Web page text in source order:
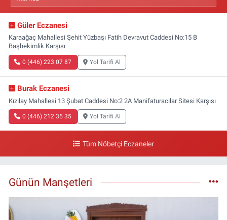
Güler Eczanesi
Karaağaç Mahallesi Şehit Yüzbaşı Fatih Devravut Caddesi No:15 B
Başhekimlik Karşısı
0 (446) 223 07 87 Yol Tarifi Al
Burak Eczanesi
Kızılay Mahallesi 13 Şubat Caddesi No:2 2A Manifaturacılar Sitesi Karşısı
0 (446) 212 35 35 Yol Tarifi Al
Tüm Nöbetçi Eczaneler
Günün Manşetleri